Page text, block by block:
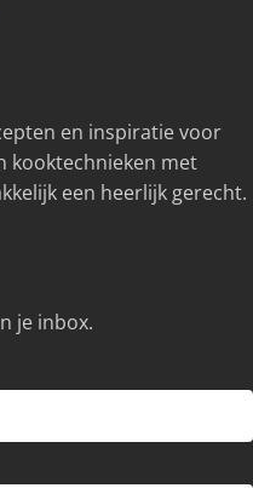
en inspiratie voor
kooktechnieken met
een heerlijk gerecht.
je inbox.